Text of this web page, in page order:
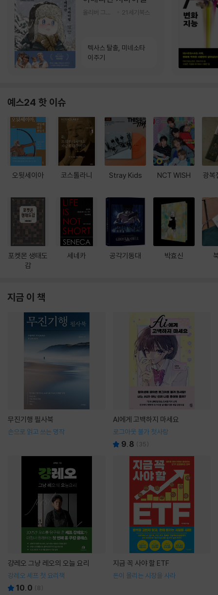
21세기북스
텍사스 탈출, 미네소타
이주기
예스24 핫 이슈
오뒷세이아
포켓몬 생태도
감
코스톨라니
세네카
Stray Kids
공각기동대
NCT WISH
박효신
광복
지금 이 책
무진기행 필사북
손으로 읽고 쓰는 명작
AI에게 고백하지 마세요
로그아웃 불가 첫사랑
9.8 ( 35)
걍레오 그냥 레오의 오늘 요리
강레오 셰프 첫 요리책
10.0 (8)
지금 꼭 사야 할 ETF
돈이 몰리는 시장을 사라